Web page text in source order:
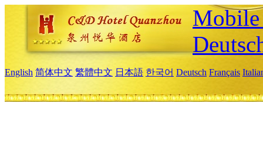
English 简体中文 繁體中文 日本語 한국어 Deutsch Français